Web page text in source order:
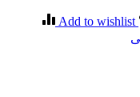
Add to wishlist